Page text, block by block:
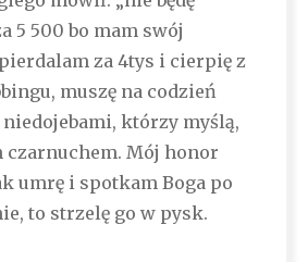
5 500 bo mam swój
za 4tys i cierpię z
muszę na codzień
którzy myślą,
czarnuchem. Mój honor
umrę i spotkam Boga po
to strzelę go w pysk.